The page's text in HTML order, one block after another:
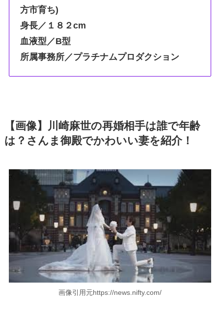
方市育ち)
身長／１８２cm
血液型／B型
所属事務所／プラチナムプロダクション
【画像】川崎麻世の再婚相手は誰で年齢
は？さんま御殿でかわいい妻を紹介！
画像引用元https://news.nifty.com/